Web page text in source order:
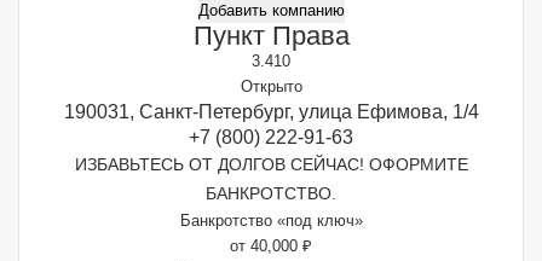
Добавить компанию
Пункт Права
3.410
Открыто
190031, Санкт-Петербург, улица Ефимова, 1/4
+7 (800) 222-91-63
ИЗБАВЬТЕСЬ ОТ ДОЛГОВ СЕЙЧАС! ОФОРМИТЕ
БАНКРОТСТВО.
Банкротство «под ключ»
от 40,000 ₽